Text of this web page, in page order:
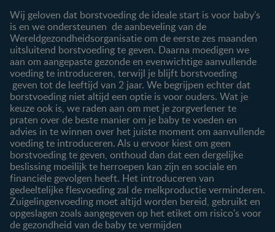
Over ons
Contact
Inloggen / inschrijven
Producten
Onze producten
Wij geloven dat borstvoeding de ideale start is voor baby's
is en we ondersteunen de aanbeveling van de
Wereldgezondheidsorganisatie om de eerste zes maanden
uitsluitend borstvoeding te geven. Daarna moedigen we
aan om aangepaste gezonde en evenwichtige aanvullende
voeding te introduceren, terwijl je blijft borstvoeding
geven tot de leeftijd van 2 jaar. We begrijpen echter dat
borstvoeding niet altijd een optie is voor ouders. Wat je
keuze ook is, we raden aan om met je zorgverlener te
praten over de beste manier om je baby te voeden en
advies in te winnen over het juiste moment om aanvullende
voeding te introduceren. Als u ervoor kiest om geen
borstvoeding te geven, onthoud dan dat een dergelijke
beslissing moeilijk te herroepen kan zijn en sociale en
financiële gevolgen heeft. Het introduceren van
gedeeltelijke flesvoeding zal de melkproductie verminderen.
Zuigelingenvoeding moet altijd worden bereid, gebruikt en
opgeslagen zoals aangegeven op het etiket om risico's voor
de gezondheid van de baby te vermijden